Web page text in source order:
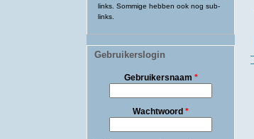
links. Sommige hebben ook nog sub-
links.
Gebruikerslogin
Gebruikersnaam *
Wachtwoord *